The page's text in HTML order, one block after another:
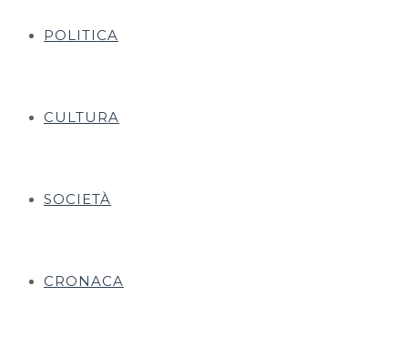
POLITICA
CULTURA
SOCIETÀ
CRONACA